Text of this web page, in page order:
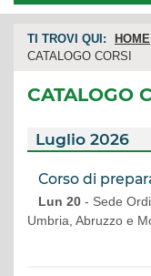
TI TROVI QUI: HOME
CATALOGO CORSI
CATALOGO
Luglio 2026
Corso di
Lun 20- Sede
Umbria, Abruzzo e